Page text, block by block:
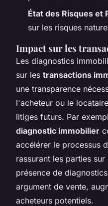
État des Risques et
sur les risques
Impact sur les
Les diagnostics
sur les transactions
une transparence
l'acheteur ou le
litiges futurs. Par
diagnostic immobilier
accélérer le processus
rassurant les parties
présence de
argument de vente,
acheteurs potentiels.